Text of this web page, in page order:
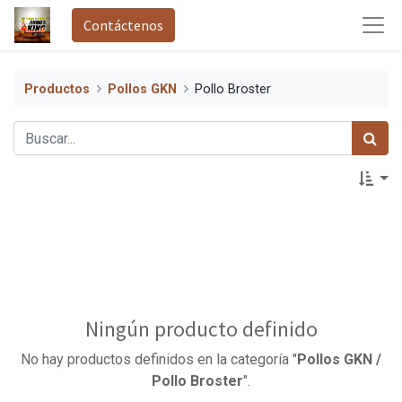
Contáctenos
Productos Pollos GKN Pollo Broster
Ningún producto definido
No hay productos definidos en la categoría " Pollos GKN /
Pollo Broster".